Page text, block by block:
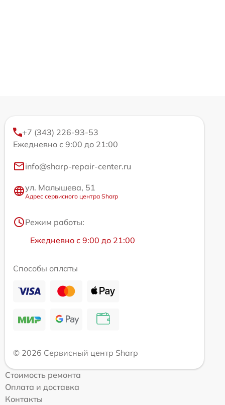
+7 (343) 226-93-53
Ежедневно с 9:00 до 21:00
info@sharp-repair-center.ru
ул. Малышева, 51
Адрес сервисного центра Sharp
Режим работы:
Ежедневно с 9:00 до 21:00
Способы оплаты
© 2026 Сервисный центр Sharp
Стоимость ремонта
Оплата и доставка
Контакты